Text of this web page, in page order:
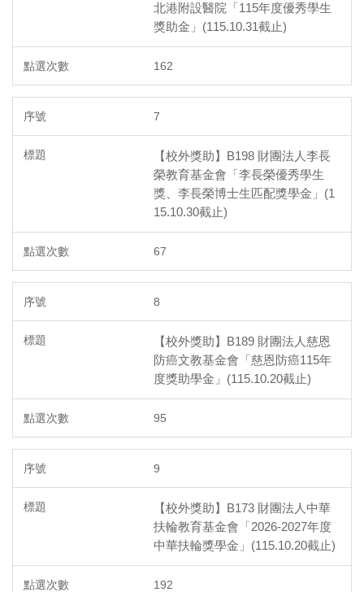
北港附設醫院「115年度優秀學生
獎助金」(115.10.31截止)
162
7
【校外獎助】B198 財團法人李長
榮教育基金會「李長榮優秀學生
獎、李長榮博士生匹配獎學金」(1
15.10.30截止)
67
8
【校外獎助】B189 財團法人慈恩
防癌文教基金會「慈恩防癌115年
度獎助學金」(115.10.20截止)
95
9
【校外獎助】B173 財團法人中華
扶輪教育基金會「2026-2027年度
中華扶輪獎學金」(115.10.20截止)
192